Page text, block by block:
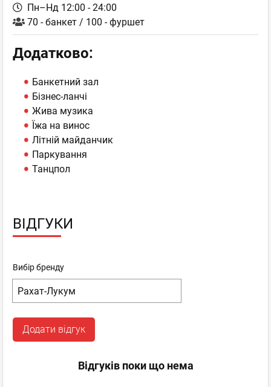
Пн–Нд 12:00 - 24:00
70 - банкет / 100 - фуршет
Додатково:
Банкетний зал
Бізнес-ланчі
Жива музика
Їжа на винос
Літній майданчик
Паркування
Танцпол
ВІДГУКИ
Вибір бренду
Додати відгук
Відгуків поки що нема